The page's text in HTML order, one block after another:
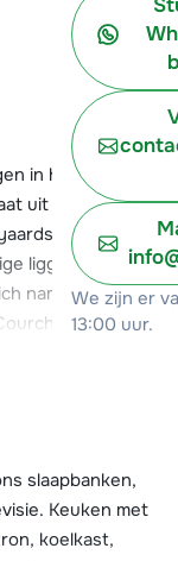
We zijn er
13:00 uur.
in het centrum
uit 51
stijl
ligging; de
namelijk direct
1850 ligt
skigebied,
nachtleven en
winkels en
slaapbanken,
Keuken met
koelkast,